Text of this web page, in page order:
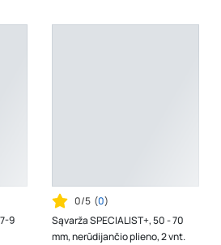
9
0/5 (0)
Sąvarža SPECIALIST+, 50 - 70
mm, nerūdijančio plieno, 2 vnt.